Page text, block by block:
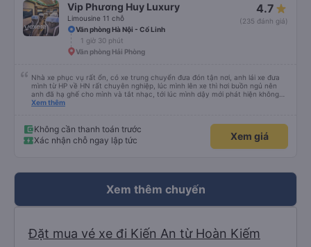
Vip Phương Huy Luxury
Limousine 11 chỗ
4.7
(235 đánh giá)
Văn phòng Hà Nội - Cổ Linh
1 giờ 30 phút
Văn phòng Hải Phòng
Nhà xe phục vụ rất ổn, có xe trung chuyển đưa đón tận nơi, anh lái xe đưa
mình từ HP về HN rất chuyên nghiệp, lúc mình lên xe thì hơi buồn ngủ nên
anh đã hạ ghế cho mình và tắt nhạc, tới lúc mình dậy mới phát hiện không
thấy điện thoại thì anh đã ngay lập tức gọi xe trung chuyển để tìm điện thoại
Xem thêm
Không cần thanh toán trước
Xác nhận chỗ ngay lập tức
Xem giá
Xem thêm chuyến
Đặt mua vé xe đi Kiến An từ Hoàn Kiếm